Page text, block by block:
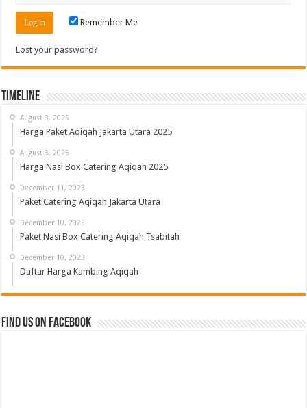
Remember Me
Lost your password?
Timeline
August 3, 2025
Harga Paket Aqiqah Jakarta Utara 2025
August 3, 2025
Harga Nasi Box Catering Aqiqah 2025
December 11, 2023
Paket Catering Aqiqah Jakarta Utara
December 10, 2023
Paket Nasi Box Catering Aqiqah Tsabitah
December 10, 2023
Daftar Harga Kambing Aqiqah
Find us on Facebook